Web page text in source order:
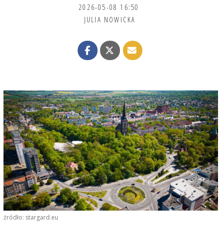
2026-05-08 16:50
JULIA NOWICKA
źródło: stargard.eu